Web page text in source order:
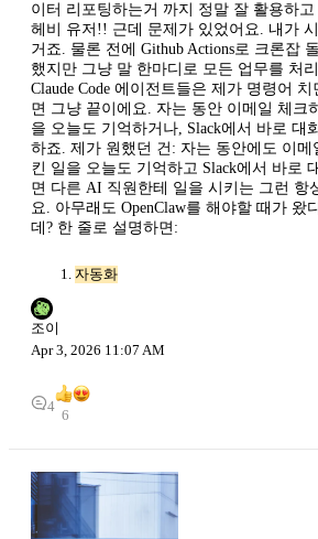
이터 리포팅하는거 까지 정말 잘 활용하고
헤비 유저!! 근데 문제가 있었어요. 내가
거죠. 물론 전에 Github Actions로 크론잡
했지만 그냥 말 한마디로 모든 업무를 처
Claude Code 에이전트들은 제가 명령어
면 그냥 끝이에요. 자는 동안 이메일 체크
을 오늘도 기억하거나, Slack에서 바로 대
하죠. 제가 원했던 건: 자는 동안에도 이메
킨 일을 오늘도 기억하고 Slack에서 바로
면 다른 AI 직원한테 일을 시키는 그런 항
요. 아무래도 OpenClaw를 해야할 때가 왔
데? 한 줄로 설명하면:
자동화
조이
Apr 3, 2026 11:07 AM
4
6